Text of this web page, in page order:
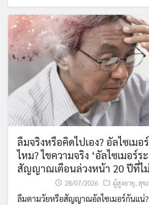
ลืมจริงหรือคิดไปเอง? อัลไซเม
ไหม? ไขความจริง ‘อัลไซเมอร์ร
สัญญาณเตือนล่วงหน้า 20 ปีที่ไ
28/07/2026 ผู้สูงอายุ,สุข
ลืมตามวัยหรือสัญญาณอัลไซเมอร์กันแน่